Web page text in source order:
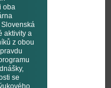
oba
aktivity a
z obou
se